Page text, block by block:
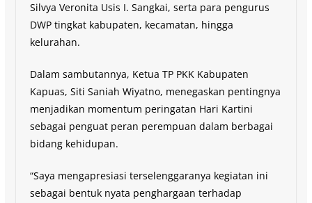
Silvya Veronita Usis I. Sangkai, serta para pengurus
DWP tingkat kabupaten, kecamatan, hingga
kelurahan.
Dalam sambutannya, Ketua TP PKK Kabupaten
Kapuas, Siti Saniah Wiyatno, menegaskan pentingnya
menjadikan momentum peringatan Hari Kartini
sebagai penguat peran perempuan dalam berbagai
bidang kehidupan.
“Saya mengapresiasi terselenggaranya kegiatan ini
sebagai bentuk nyata penghargaan terhadap